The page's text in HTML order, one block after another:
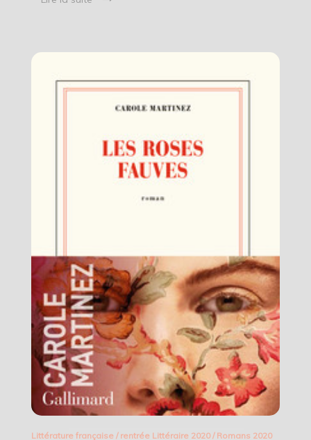
Littérature française/ rentrée Littéraire 2020/ Romans 2020